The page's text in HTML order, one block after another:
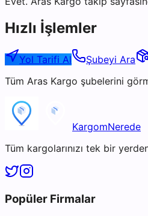
Hızlı İşlemler
Yol Tarifi Al Şubeyi Ara
Tüm Aras Kargo şubelerini
KargomNerede
Tüm kargolarınızı tek bir
Popüler Firmalar